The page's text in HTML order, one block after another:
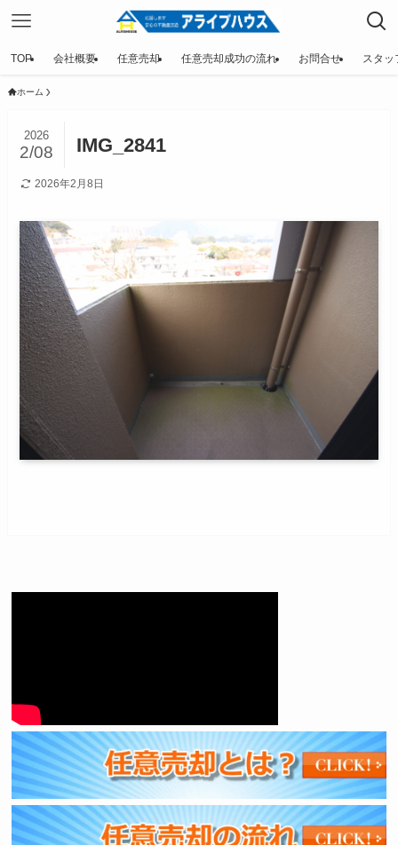
TOP 会社概要 任意売却 任意売却成功の流れ お問合せ スタッ
ホーム
IMG_2841
2026
2/08
2026年2月8日